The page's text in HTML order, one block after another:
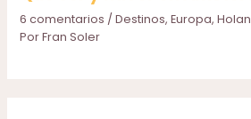
6 comentarios /Destinos,Europa,
PorFran Soler